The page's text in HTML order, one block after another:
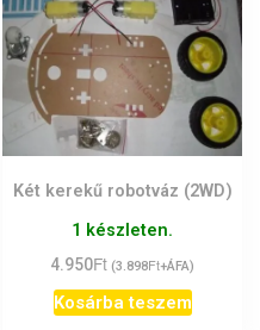
Két kerekű robotváz (2WD)
1 készleten.
4.950Ft (3.898Ft+ÁFA)
Kosárba teszem